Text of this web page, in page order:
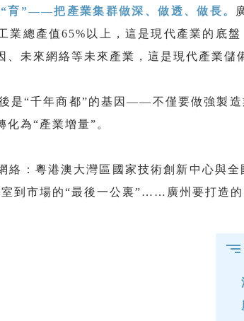
育”——把產業集群做深、做透、做長。
業總產值65%以上，這是現代產業的底
未來網絡等未來產業，這是現代產業儲
後是“千年商都”的基因——不僅要做強製
為“產業增量”。
絡：粵港澳大灣區國家技術創新中心與
到市場的“最後一公裏”……廣州要打造